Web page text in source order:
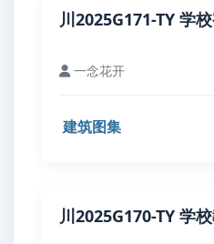
川2025G171-TY 学
一念花开
建筑图集
川2025G170-TY 学